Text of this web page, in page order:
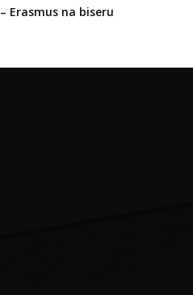
Erasmus na biseru